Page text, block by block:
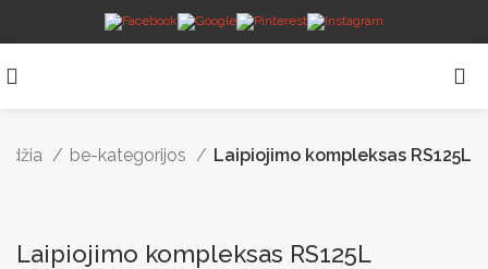
be-kategorijos Laipiojimo kompleksas RS125L
Laipiojimo kompleksas RS125L